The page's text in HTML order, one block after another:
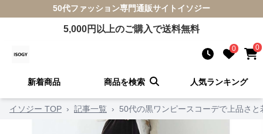
50代ファッション専門通販サイト イソジー
5,000円以上のご購入で送料無料
0 0
新着商品 商品を検索 人気ランキング
イソジー TOP › 記事一覧 › 50代の黒ワンピースコーデで上品さ